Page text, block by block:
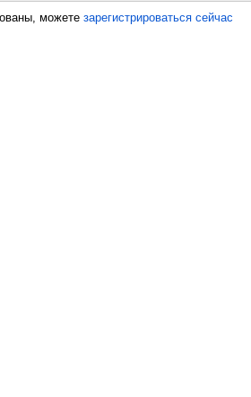
можете зарегистрироваться сейчас